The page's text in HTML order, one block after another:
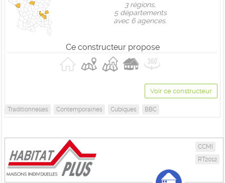
3 règions,
5 départements
avec 6 agences.
Ce constructeur propose
Voir ce constructeur
Traditionnelles Contemporaines Cubiques BBC
CCMI
RT2012